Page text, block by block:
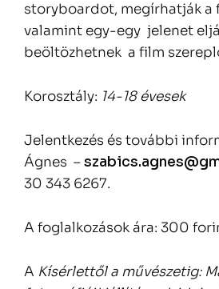
storyboardot, megírhatják a
valamint egy-egy jelenet
beöltözhetnek a film
Korosztály: 14-18 évesek
Jelentkezés és további
Ágnes –
30 343 6267.
A foglalkozások ára: 300
A Kísérlettől a művészetig: